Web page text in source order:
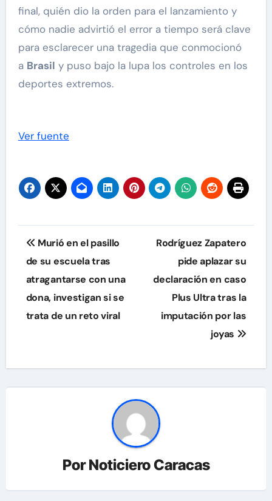
final, quién dio la orden para el lanzamiento y
cómo nadie advirtió el error a tiempo será clave
para esclarecer una tragedia que conmocionó
a Brasil y puso bajo la lupa los controles en los
deportes extremos.
Ver fuente
Navegación
de
entradas
Murió en el pasillo
de su escuela tras
atragantarse con una
dona, investigan si se
trata de un reto viral
Rodríguez Zapatero
pide aplazar su
declaración en caso
Plus Ultra tras la
imputación por las
joyas
PorNoticiero Caracas